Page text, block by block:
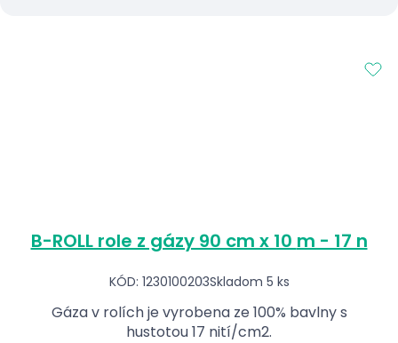
B-ROLL role z gázy 90 cm x 10 m - 17 n
KÓD: 1230100203Skladom 5 ks
Gáza v rolích je vyrobena ze 100% bavlny s
hustotou 17 nití/cm2.